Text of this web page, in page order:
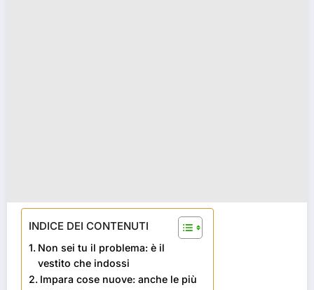
INDICE DEI CONTENUTI
Non sei tu il problema: è il
vestito che indossi
Impara cose nuove: anche le più